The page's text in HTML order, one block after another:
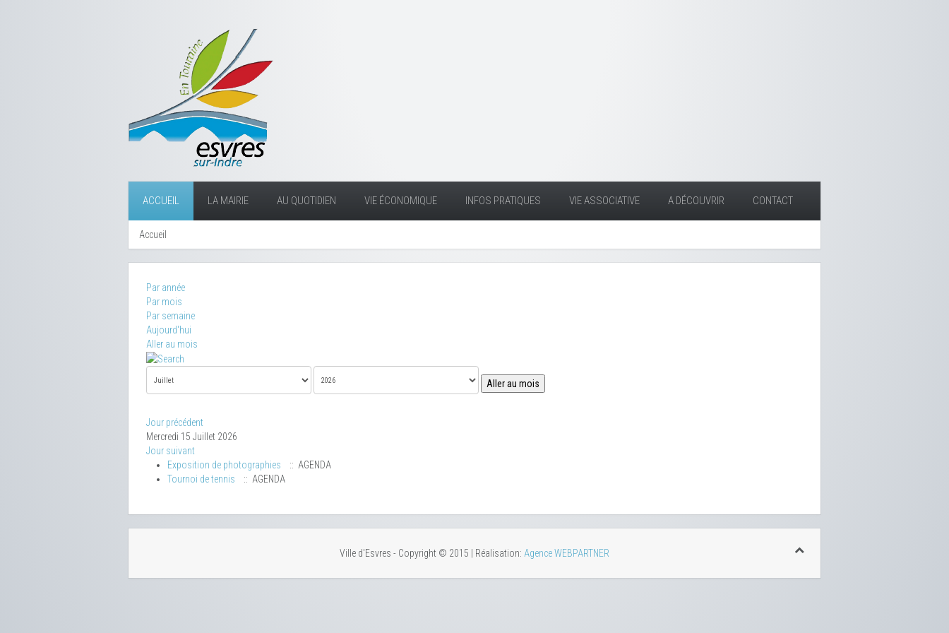
ACCUEIL LA MAIRIE AU QUOTIDIEN VIE ÉCONOMIQUE INFOS PRATIQUES VIE ASSOCIATIVE A DÉCOUVRIR CONTACT
Accueil
Par année
Par mois
Par semaine
Aujourd'hui
Aller au mois
Aller au mois
Jour précédent
Mercredi 15 Juillet 2026
Jour suivant
Exposition de photographies
:: AGENDA
Tournoi de tennis
:: AGENDA
Ville d'Esvres - Copyright © 2015 | Réalisation: Agence WEBPARTNER